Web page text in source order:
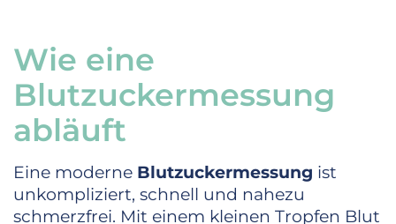
Wie eine
Blutzuckermessung
abläuft
Eine moderne Blutzuckermessung ist
unkompliziert, schnell und nahezu
schmerzfrei. Mit einem kleinen Tropfen Blut